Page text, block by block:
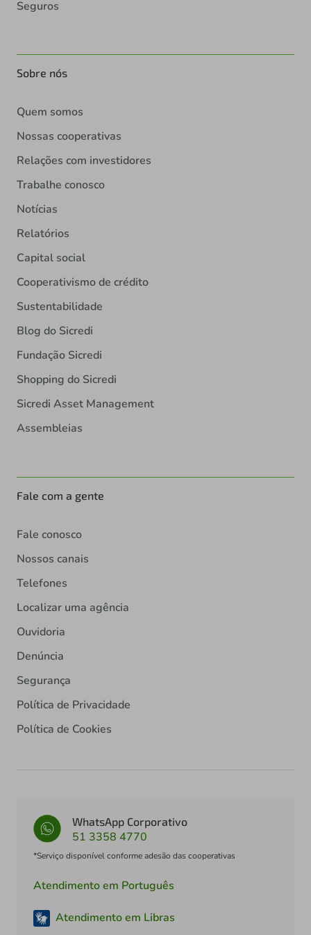
Seguros
Sobre nós
Quem somos
Nossas cooperativas
Relações com investidores
Trabalhe conosco
Notícias
Relatórios
Capital social
Cooperativismo de crédito
Sustentabilidade
Blog do Sicredi
Fundação Sicredi
Shopping do Sicredi
Sicredi Asset Management
Assembleias
Fale com a gente
Fale conosco
Nossos canais
Telefones
Localizar uma agência
Ouvidoria
Denúncia
Segurança
Política de Privacidade
Política de Cookies
WhatsApp Corporativo
51 3358 4770
*Serviço disponível conforme adesão das cooperativas
Atendimento em Português
Atendimento em Libras